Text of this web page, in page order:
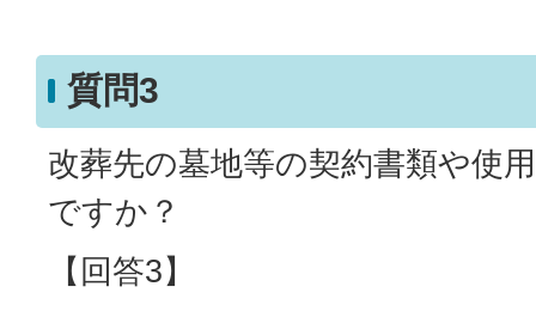
質問3
改葬先の墓地等の契約書類や使
ですか？
【回答3】